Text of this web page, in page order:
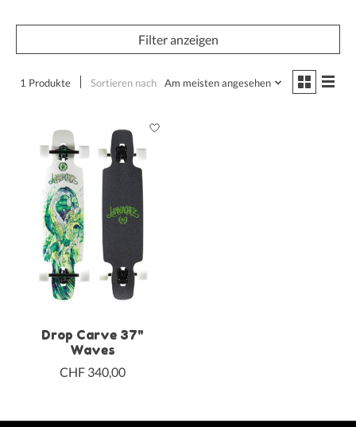
Filter anzeigen
1 Produkte Sortieren nach Am meisten angesehen
Drop Carve 37"
Waves
CHF 340,00